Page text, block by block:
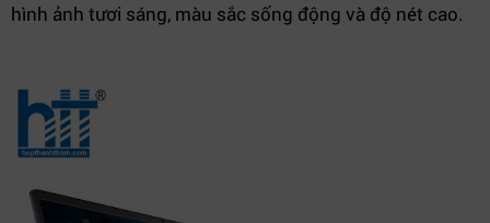
hình ảnh tươi sáng, màu sắc sống động và độ nét cao.